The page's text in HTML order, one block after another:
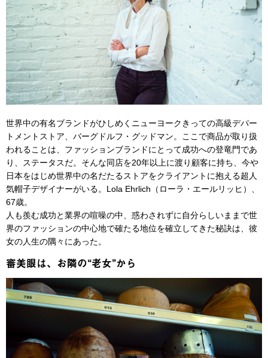
世界中の有名ブランドがひしめくニューヨークきっての高級デパー
トメントストア、バーグドルフ・グッドマン。ここで商品が取り扱
われることは、ファッションブランドにとって成功への登竜門であ
り、ステータスだ。そんな同店を20年以上に渡り顧客に持ち、今や
日本をはじめ世界中の名だたるストアをクライアントに抱える超人
気帽子デザイナーがいる。Lola Ehrlich（ローラ・エールリッヒ）、
67歳。
人も羨む成功と業界の喧噪の中、惑わされずに自分らしいままで世
界のファッションの中心地で確たる地位を確立してきた秘訣は、彼
女の人生の隅々にあった。
審美眼は、お隣の“老女”から